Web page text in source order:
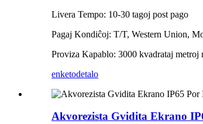
Livera Tempo: 10-30 tagoj post pago
Pagaj Kondiĉoj: T/T, Western Union,
Proviza Kapablo: 3000 kvadrataj metroj
enketodetalo
Akvorezista Gvidita Ekrano